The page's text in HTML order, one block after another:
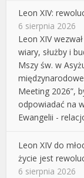
Leon XIV:
6 sierpnia 2026
Leon XIV
wiary, służby i
Mszy św. w
Meeting 2026”,
odpowiadać na
Ewangelii -
Leon XIV do
życie jest
6 sierpnia 2026